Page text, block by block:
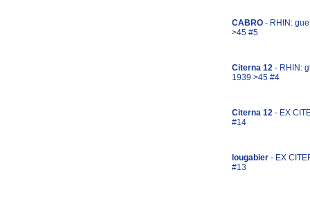
CABRO - RHIN:
>45 #5
Citerna 12 - RHIN:
1939 >45 #4
Citerna 12 - EX
#14
lougabier - EX
#13